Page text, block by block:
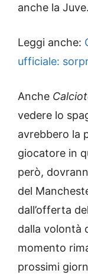
anche la Juve.
Leggi anche:
ufficiale:
Anche
vedere lo
avrebbero la
giocatore in
però,
del
dall’offerta
dalla volontà
momento
prossimi